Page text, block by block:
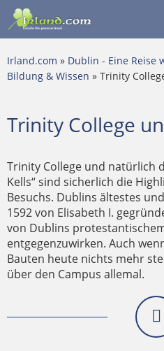
Irland.com » Dublin - Eine Reise
Bildung & Wissen » Trinity
Trinity College
Trinity College und natürlich
Kells“ sind sicherlich die
Besuchs. Dublins ältestes
1592 von Elisabeth I.
von Dublins
entgegenzuwirken. Auch
Bauten heute nichts mehr
über den Campus allemal.